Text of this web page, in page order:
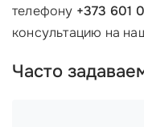
телефону +373 601
консультацию на
Часто